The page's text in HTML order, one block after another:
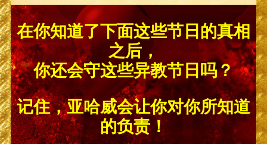
在你知道了下面这些节日的真相
之后，
你还会守这些异教节日吗？
记住，亚哈威会让你对你所知道
的负责！